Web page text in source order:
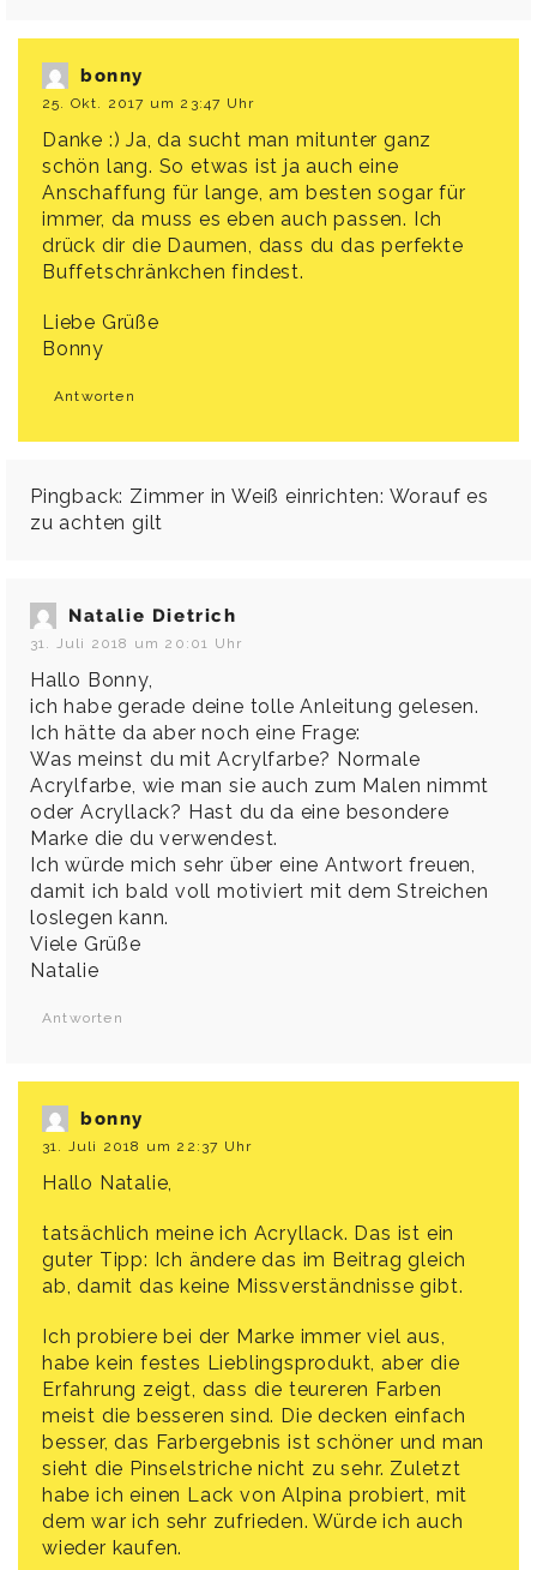
bonny
25. Okt. 2017 um 23:47 Uhr
Danke :) Ja, da sucht man mitunter ganz
schön lang. So etwas ist ja auch eine
Anschaffung für lange, am besten sogar für
immer, da muss es eben auch passen. Ich
drück dir die Daumen, dass du das perfekte
Buffetschränkchen findest.
Liebe Grüße
Bonny
Antworten
Pingback: Zimmer in Weiß einrichten: Worauf es
zu achten gilt
Natalie Dietrich
31. Juli 2018 um 20:01 Uhr
Hallo Bonny,
ich habe gerade deine tolle Anleitung gelesen.
Ich hätte da aber noch eine Frage:
Was meinst du mit Acrylfarbe? Normale
Acrylfarbe, wie man sie auch zum Malen nimmt
oder Acryllack? Hast du da eine besondere
Marke die du verwendest.
Ich würde mich sehr über eine Antwort freuen,
damit ich bald voll motiviert mit dem Streichen
loslegen kann.
Viele Grüße
Natalie
Antworten
bonny
31. Juli 2018 um 22:37 Uhr
Hallo Natalie,
tatsächlich meine ich Acryllack. Das ist ein
guter Tipp: Ich ändere das im Beitrag gleich
ab, damit das keine Missverständnisse gibt.
Ich probiere bei der Marke immer viel aus,
habe kein festes Lieblingsprodukt, aber die
Erfahrung zeigt, dass die teureren Farben
meist die besseren sind. Die decken einfach
besser, das Farbergebnis ist schöner und man
sieht die Pinselstriche nicht zu sehr. Zuletzt
habe ich einen Lack von Alpina probiert, mit
dem war ich sehr zufrieden. Würde ich auch
wieder kaufen.